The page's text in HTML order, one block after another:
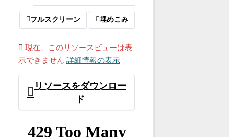
フルスクリーン 埋めこみ
現在、このリソースビューは表
示できません 詳細情報の表示
リソースをダウンロー
ド